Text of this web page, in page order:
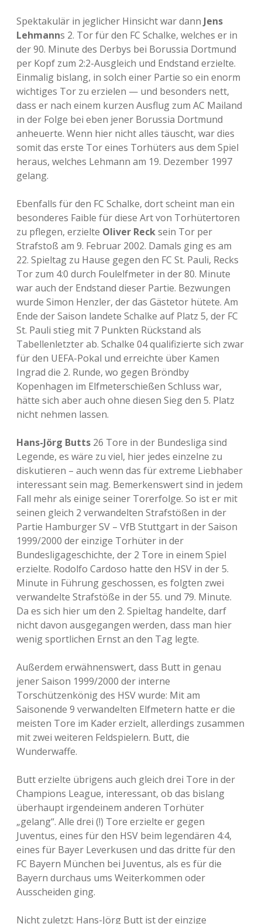
Spektakulär in jeglicher Hinsicht war dann Jens
Lehmanns 2. Tor für den FC Schalke, welches er in
der 90. Minute des Derbys bei Borussia Dortmund
per Kopf zum 2:2-Ausgleich und Endstand erzielte.
Einmalig bislang, in solch einer Partie so ein enorm
wichtiges Tor zu erzielen — und besonders nett,
dass er nach einem kurzen Ausflug zum AC Mailand
in der Folge bei eben jener Borussia Dortmund
anheuerte. Wenn hier nicht alles täuscht, war dies
somit das erste Tor eines Torhüters aus dem Spiel
heraus, welches Lehmann am 19. Dezember 1997
gelang.
Ebenfalls für den FC Schalke, dort scheint man ein
besonderes Faible für diese Art von Torhütertoren
zu pflegen, erzielte Oliver Recksein Tor per
Strafstoß am 9. Februar 2002. Damals ging es am
22. Spieltag zu Hause gegen den FC St. Pauli, Recks
Tor zum 4:0 durch Foulelfmeter in der 80. Minute
war auch der Endstand dieser Partie. Bezwungen
wurde Simon Henzler, der das Gästetor hütete. Am
Ende der Saison landete Schalke auf Platz 5, der FC
St. Pauli stieg mit 7 Punkten Rückstand als
Tabellenletzter ab. Schalke 04 qualifizierte sich zwar
für den UEFA-Pokal und erreichte über Kamen
Ingrad die 2. Runde, wo gegen Bröndby
Kopenhagen im Elfmeterschießen Schluss war,
hätte sich aber auch ohne diesen Sieg den 5. Platz
nicht nehmen lassen.
Hans-Jörg Butts 26 Tore in der Bundesliga sind
Legende, es wäre zu viel, hier jedes einzelne zu
diskutieren – auch wenn das für extreme Liebhaber
interessant sein mag. Bemerkenswert sind in jedem
Fall mehr als einige seiner Torerfolge. So ist er mit
seinen gleich 2 verwandelten Strafstößen in der
Partie Hamburger SV – VfB Stuttgart in der Saison
1999/2000 der einzige Torhüter in der
Bundesligageschichte, der 2 Tore in einem Spiel
erzielte. Rodolfo Cardoso hatte den HSV in der 5.
Minute in Führung geschossen, es folgten zwei
verwandelte Strafstöße in der 55. und 79. Minute.
Da es sich hier um den 2. Spieltag handelte, darf
nicht davon ausgegangen werden, dass man hier
wenig sportlichen Ernst an den Tag legte.
Außerdem erwähnenswert, dass Butt in genau
jener Saison 1999/2000 der interne
Torschützenkönig des HSV wurde: Mit am
Saisonende 9 verwandelten Elfmetern hatte er die
meisten Tore im Kader erzielt, allerdings zusammen
mit zwei weiteren Feldspielern. Butt, die
Wunderwaffe.
Butt erzielte übrigens auch gleich drei Tore in der
Champions League, interessant, ob das bislang
überhaupt irgendeinem anderen Torhüter
„gelang“. Alle drei (!) Tore erzielte er gegen
Juventus, eines für den HSV beim legendären 4:4,
eines für Bayer Leverkusen und das dritte für den
FC Bayern München bei Juventus, als es für die
Bayern durchaus ums Weiterkommen oder
Ausscheiden ging.
Nicht zuletzt: Hans-Jörg Butt ist der einzige